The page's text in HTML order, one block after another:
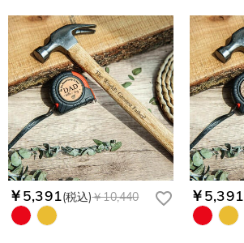
￥5,391(税込)￥10,440 ￥5,391